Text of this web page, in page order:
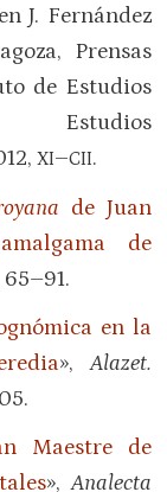
J. Fernández
Prensas
de Estudios
Estudios
XI–CII.
de Juan
de
en la
»,Alazet.
Maestre de
»,Analecta